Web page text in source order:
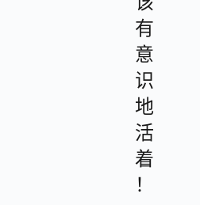
有
意
识
地
活
着
！